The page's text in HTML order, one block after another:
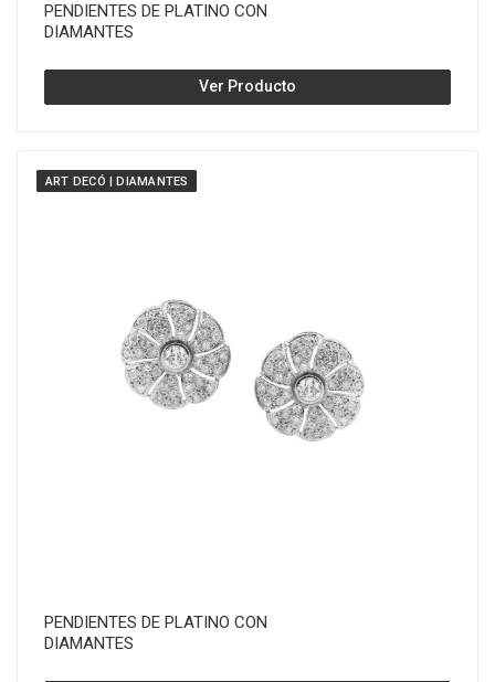
PENDIENTES DE PLATINO CON
DIAMANTES
Ver Producto
ART DECÓ | DIAMANTES
PENDIENTES DE PLATINO CON
DIAMANTES